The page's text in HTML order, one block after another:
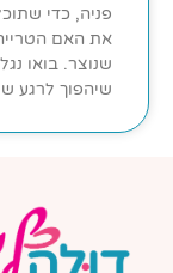
פניה, כדי
את האם
שנוצר. בואו
שיהפוך לרגע